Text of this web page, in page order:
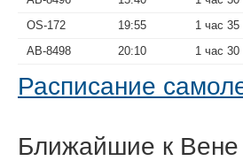
OS-172
19:55 1 час 35
AB-8498
20:10 1 час 30
Расписание
Ближайшие к Вене